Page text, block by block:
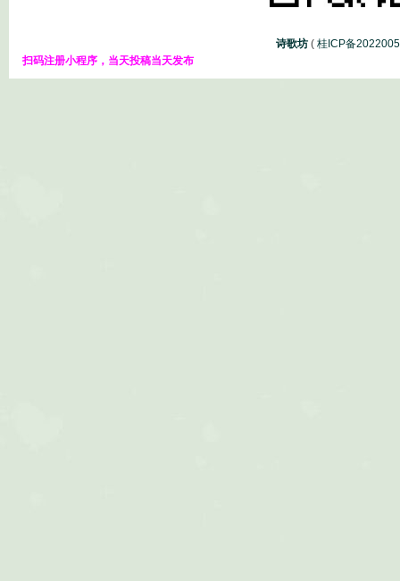
诗歌坊 ( 桂ICP备
扫码注册小程序，当天投稿当天发布